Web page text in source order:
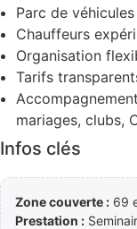
Parc de
Chauffeurs
Organisation
Tarifs
mariages, clubs,
Infos clés
Zone couverte : 69
Prestation :